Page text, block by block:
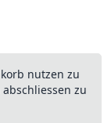
nutzen zu
zu